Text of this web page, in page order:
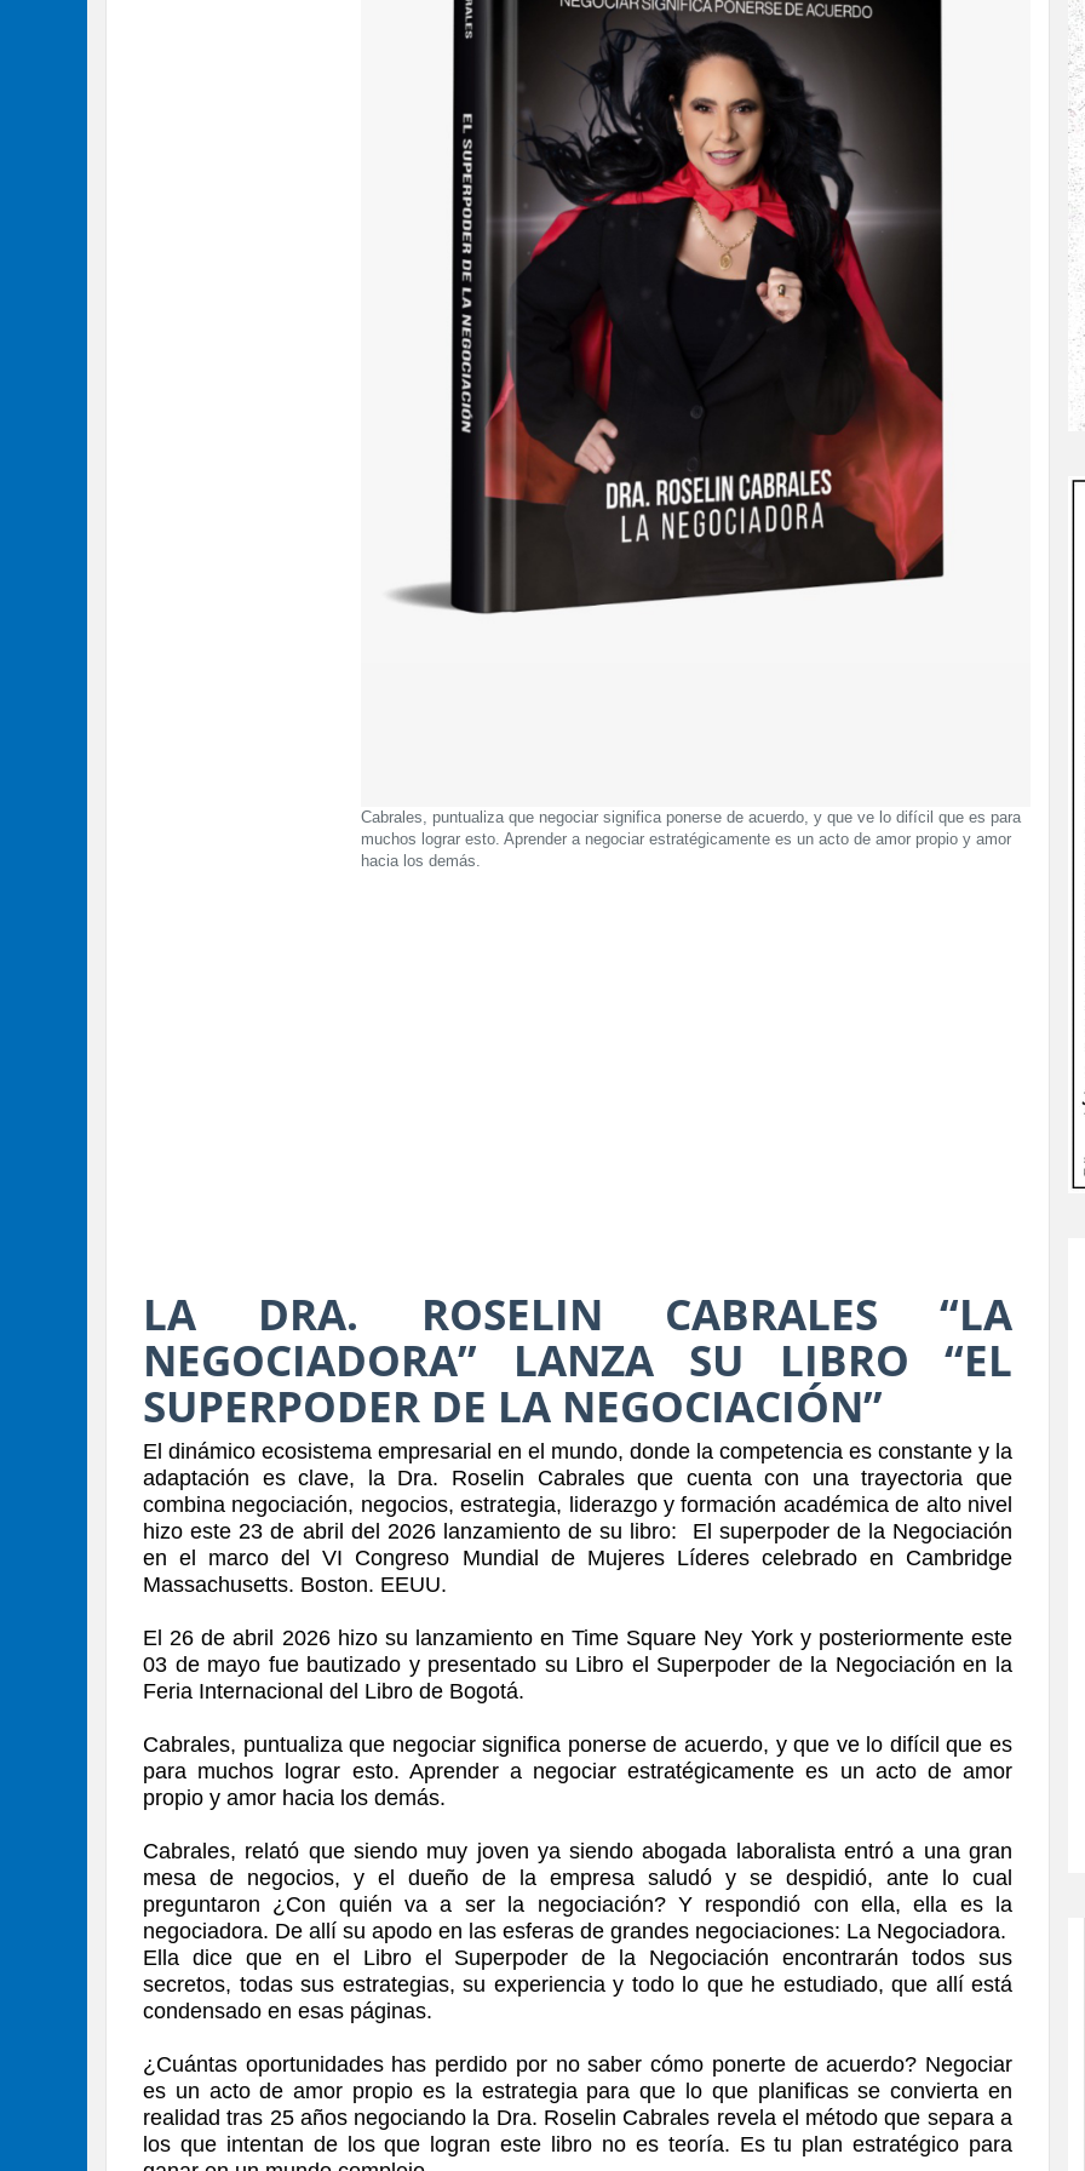
Cabrales, puntualiza que negociar significa ponerse de acuerdo, y que ve lo difícil que es para
muchos lograr esto. Aprender a negociar estratégicamente es un acto de amor propio y amor
hacia los demás.
LA DRA. ROSELIN CABRALES “LA
NEGOCIADORA” LANZA SU LIBRO “EL
SUPERPODER DE LA NEGOCIACIÓN”
El dinámico ecosistema empresarial en el mundo, donde la competencia es constante y la
adaptación es clave, la Dra. Roselin Cabrales que cuenta con una trayectoria que
combina negociación, negocios, estrategia, liderazgo y formación académica de alto nivel
hizo este 23 de abril del 2026 lanzamiento de su libro: El superpoder de la Negociación
en el marco del VI Congreso Mundial de Mujeres Líderes celebrado en Cambridge
Massachusetts. Boston. EEUU.
El 26 de abril 2026 hizo su lanzamiento en Time Square Ney York y posteriormente este
03 de mayo fue bautizado y presentado su Libro el Superpoder de la Negociación en la
Feria Internacional del Libro de Bogotá.
Cabrales, puntualiza que negociar significa ponerse de acuerdo, y que ve lo difícil que es
para muchos lograr esto. Aprender a negociar estratégicamente es un acto de amor
propio y amor hacia los demás.
Cabrales, relató que siendo muy joven ya siendo abogada laboralista entró a una gran
mesa de negocios, y el dueño de la empresa saludó y se despidió, ante lo cual
preguntaron ¿Con quién va a ser la negociación? Y respondió con ella, ella es la
negociadora. De allí su apodo en las esferas de grandes negociaciones: La Negociadora.
Ella dice que en el Libro el Superpoder de la Negociación encontrarán todos sus
secretos, todas sus estrategias, su experiencia y todo lo que he estudiado, que allí está
condensado en esas páginas.
¿Cuántas oportunidades has perdido por no saber cómo ponerte de acuerdo? Negociar
es un acto de amor propio es la estrategia para que lo que planificas se convierta en
realidad tras 25 años negociando la Dra. Roselin Cabrales revela el método que separa a
los que intentan de los que logran este libro no es teoría. Es tu plan estratégico para